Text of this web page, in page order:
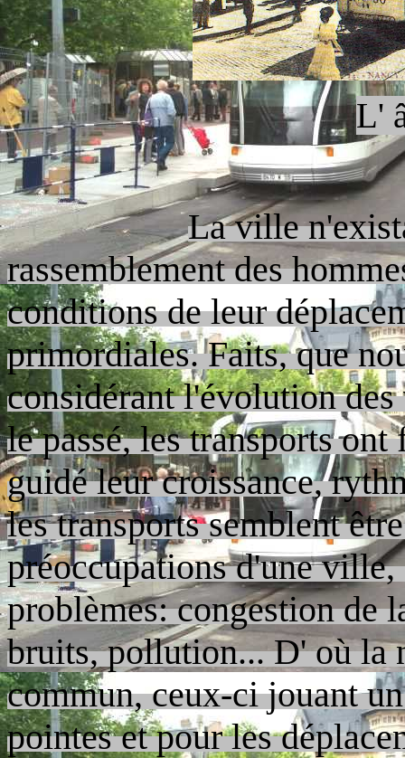
L'
La ville
rassemblement des
conditions de leur
primordiales. Faits, que
considérant l'évolution
le passé, les transports
guidé leur croissance,
les transports semblent
préoccupations d'une
problèmes: congestion de
bruits, pollution... D' où la
commun, ceux-ci jouant
pointes et pour les